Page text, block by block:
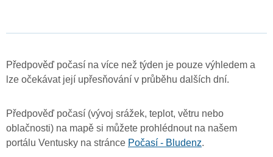
Předpověď počasí na více než týden je pouze výhledem a
lze očekávat její upřesňování v průběhu dalších dní.
Předpověď počasí (vývoj srážek, teplot, větru nebo
oblačnosti) na mapě si můžete prohlédnout na našem
portálu Ventusky na stránce Počasí - Bludenz.